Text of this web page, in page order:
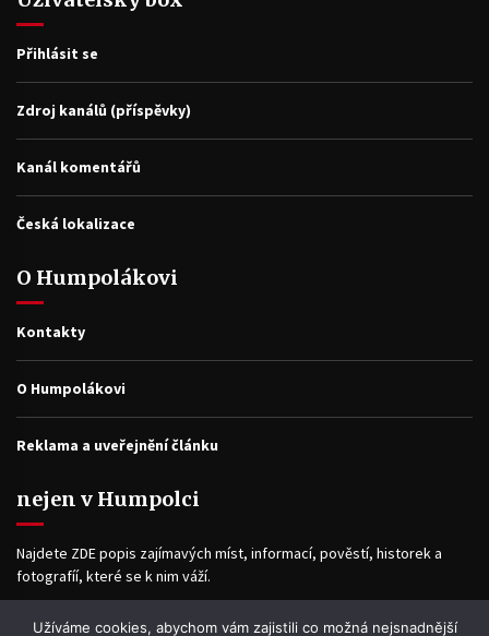
Přihlásit se
Zdroj kanálů (příspěvky)
Kanál komentářů
Česká lokalizace
O Humpolákovi
Kontakty
O Humpolákovi
Reklama a uveřejnění článku
nejen v Humpolci
Najdete ZDE popis zajímavých míst, informací, pověstí, historek a
fotografíí, které se k nim váží.
Užíváme cookies, abychom vám zajistili co možná nejsnadnější